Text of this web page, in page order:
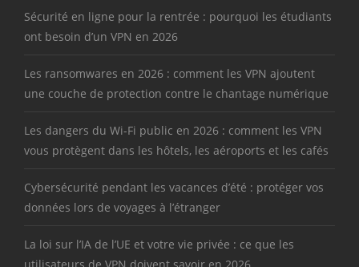
Sécurité en ligne pour la rentrée : pourquoi les étudiants
ont besoin d’un VPN en 2026
Les ransomwares en 2026 : comment les VPN ajoutent
une couche de protection contre le chantage numérique
Les dangers du Wi-Fi public en 2026 : comment les VPN
vous protègent dans les hôtels, les aéroports et les cafés
Cybersécurité pendant les vacances d’été : protéger vos
données lors de voyages à l’étranger
La loi sur l’IA de l’UE et votre vie privée : ce que les